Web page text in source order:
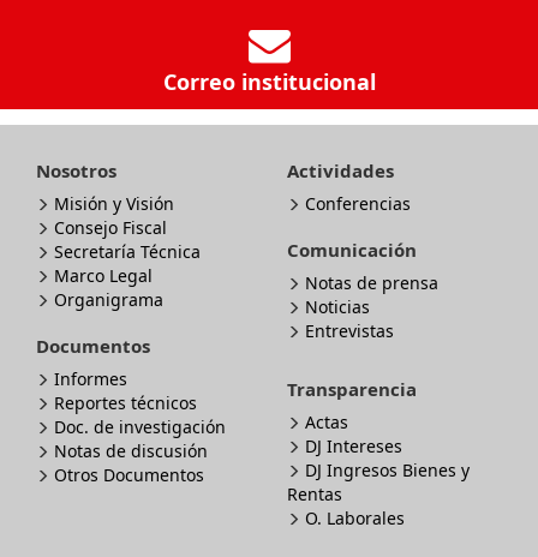
Correo institucional
Nosotros
Misión y Visión
Consejo Fiscal
Secretaría Técnica
Marco Legal
Organigrama
Documentos
Informes
Reportes técnicos
Doc. de investigación
Notas de discusión
Otros Documentos
Actividades
Conferencias
Comunicación
Notas de prensa
Noticias
Entrevistas
Transparencia
Actas
DJ Intereses
DJ Ingresos Bienes y
Rentas
O. Laborales